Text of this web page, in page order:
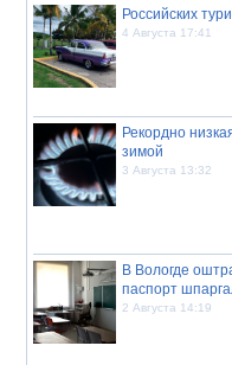
Российских
4 Августа 17:41
Рекордно
зимой
3 Августа 13:32
В Вологде
паспорт
2 Августа 14:19